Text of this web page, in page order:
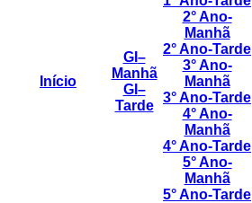
Início
GI –
Manhã
GI –
Tarde
2° Ano-
Manhã
2° Ano-Tarde
3° Ano-
Manhã
3° Ano-Tarde
4° Ano-
Manhã
4° Ano-Tarde
5° Ano-
Manhã
5° Ano-Tarde